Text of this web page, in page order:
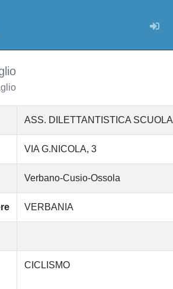
ASS. DILETTANTISTICA
VIA G.NICOLA, 3
Verbano-Cusio-Ossola
VERBANIA
CICLISMO